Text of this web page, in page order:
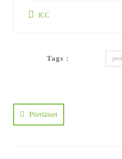
JCC
Tags :
selaus
Pörriäiset